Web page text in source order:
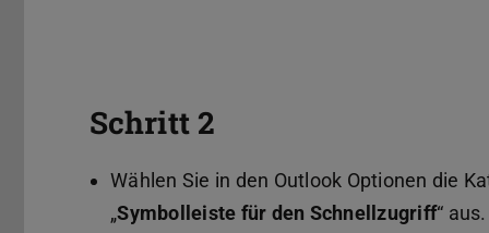
Schritt 2
Wählen Sie in den Outlook Optionen die
„Symbolleiste für den Schnellzugriff“ aus.